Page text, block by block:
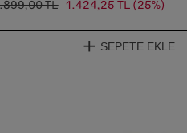
TL 1.424,25 TL (25%)
SEPETE EKLE